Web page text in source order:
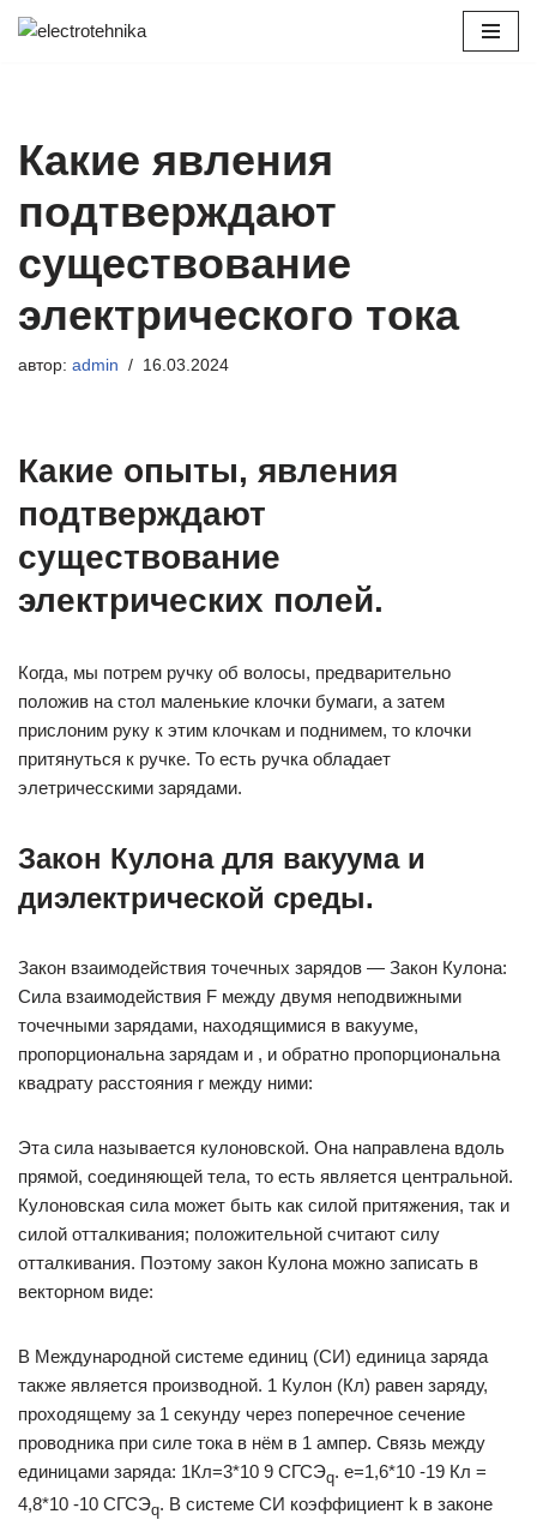
Какие явления
подтверждают
существование
электрического тока
автор: admin 16.03.2024
Какие опыты, явления
подтверждают
существование
электрических полей.
Когда, мы потрем ручку об волосы, предварительно
положив на стол маленькие клочки бумаги, а затем
прислоним руку к этим клочкам и поднимем, то клочки
притянуться к ручке. То есть ручка обладает
элетричесскими зарядами.
Закон Кулона для вакуума и
диэлектрической среды.
Закон взаимодействия точечных зарядов — Закон Кулона:
Сила взаимодействия F между двумя неподвижными
точечными зарядами, находящимися в вакууме,
пропорциональна зарядам и , и обратно пропорциональна
квадрату расстояния r между ними:
Эта сила называется кулоновской. Она направлена вдоль
прямой, соединяющей тела, то есть является центральной.
Кулоновская сила может быть как силой притяжения, так и
силой отталкивания; положительной считают силу
отталкивания. Поэтому закон Кулона можно записать в
векторном виде:
В Международной системе единиц (СИ) единица заряда
также является производной. 1 Кулон (Кл) равен заряду,
проходящему за 1 секунду через поперечное сечение
проводника при силе тока в нём в 1 ампер. Связь между
единицами заряда: 1Кл=3*10 9 СГСЭq. e=1,6*10 -19 Кл =
4,8*10 -10 СГСЭq. В системе СИ коэффициент k в законе